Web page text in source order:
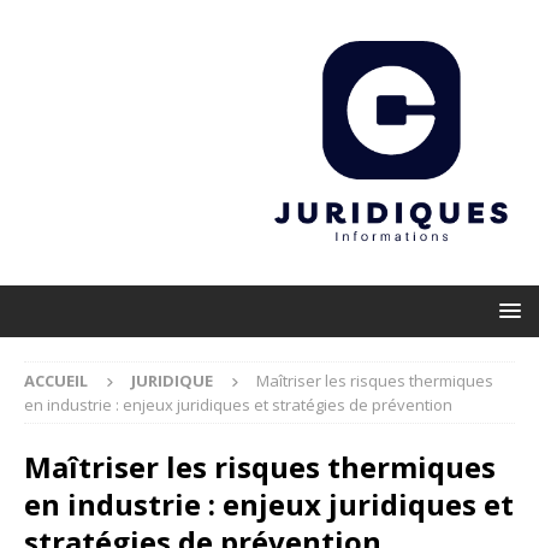
ACCUEIL JURIDIQUE
Maîtriser les risques thermiques
en industrie : enjeux juridiques et stratégies de prévention
Maîtriser les risques thermiques
en industrie : enjeux juridiques et